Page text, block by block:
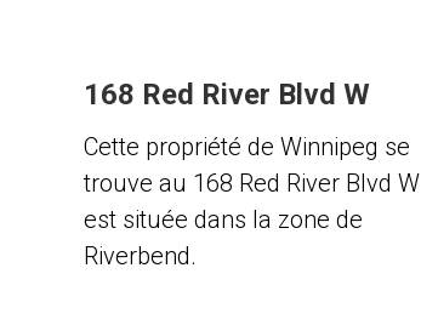
168 Red River Blvd W
Cette propriété de Winnipeg se
trouve au 168 Red River Blvd W
est située dans la zone de
Riverbend.